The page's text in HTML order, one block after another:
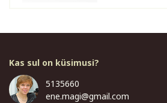
Kas sul on küsimusi?
5135660
ene.magi@gmail.com